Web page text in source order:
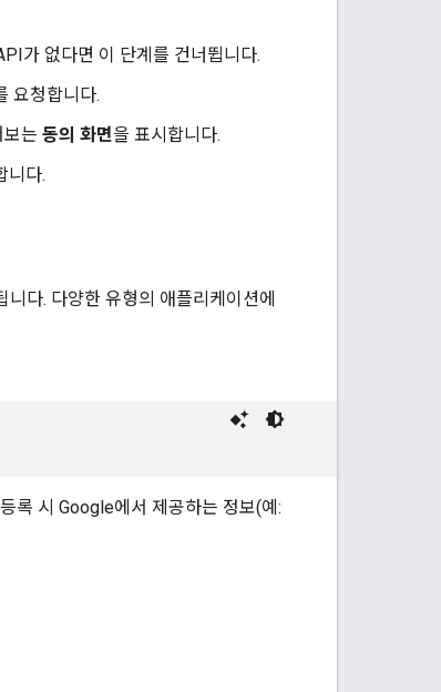
가 없다면 이 단계를 건너뜁니다.
요청합니다.
는 동의 화면을 표시합니다.
니다.
다. 다양한 유형의 애플리케이션에
록 시 Google에서 제공하는 정보(예: